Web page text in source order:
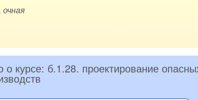
курсе: б.1.28. проектирование